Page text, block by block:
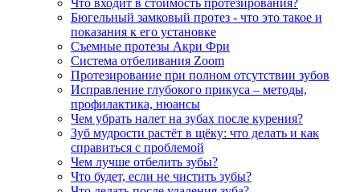
Что входит в стоимость протезирования?
Бюгельный замковый протез - что это такое и
показания к его установке
Съемные протезы Акри Фри
Система отбеливания Zoom
Протезирование при полном отсутствии зубов
Исправление глубокого прикуса – методы,
профилактика, нюансы
Чем убрать налет на зубах после курения?
Зуб мудрости растёт в щёку: что делать и как
справиться с проблемой
Чем лучше отбелить зубы?
Что будет, если не чистить зубы?